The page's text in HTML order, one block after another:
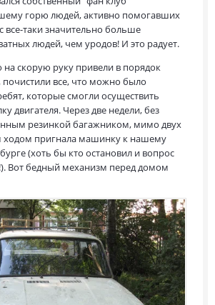
горю людей, активно помогавших
все-таки значительно больше
людей, чем уродов! И это радует.
скорую руку привели в порядок
все, что можно было
которые смогли осуществить
двигателя. Через две недели, без
резинкой багажником, мимо двух
ходом пригнала машинку к нашему
(хоть бы кто остановил и вопрос
Вот бедный механизм перед домом